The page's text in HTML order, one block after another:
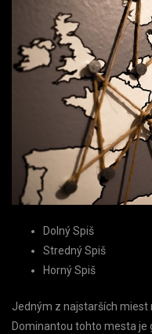
Dolný Spiš
Stredný Spiš
Horný Spiš
Jedným z najstarších miest
Dominantou tohto mesta je